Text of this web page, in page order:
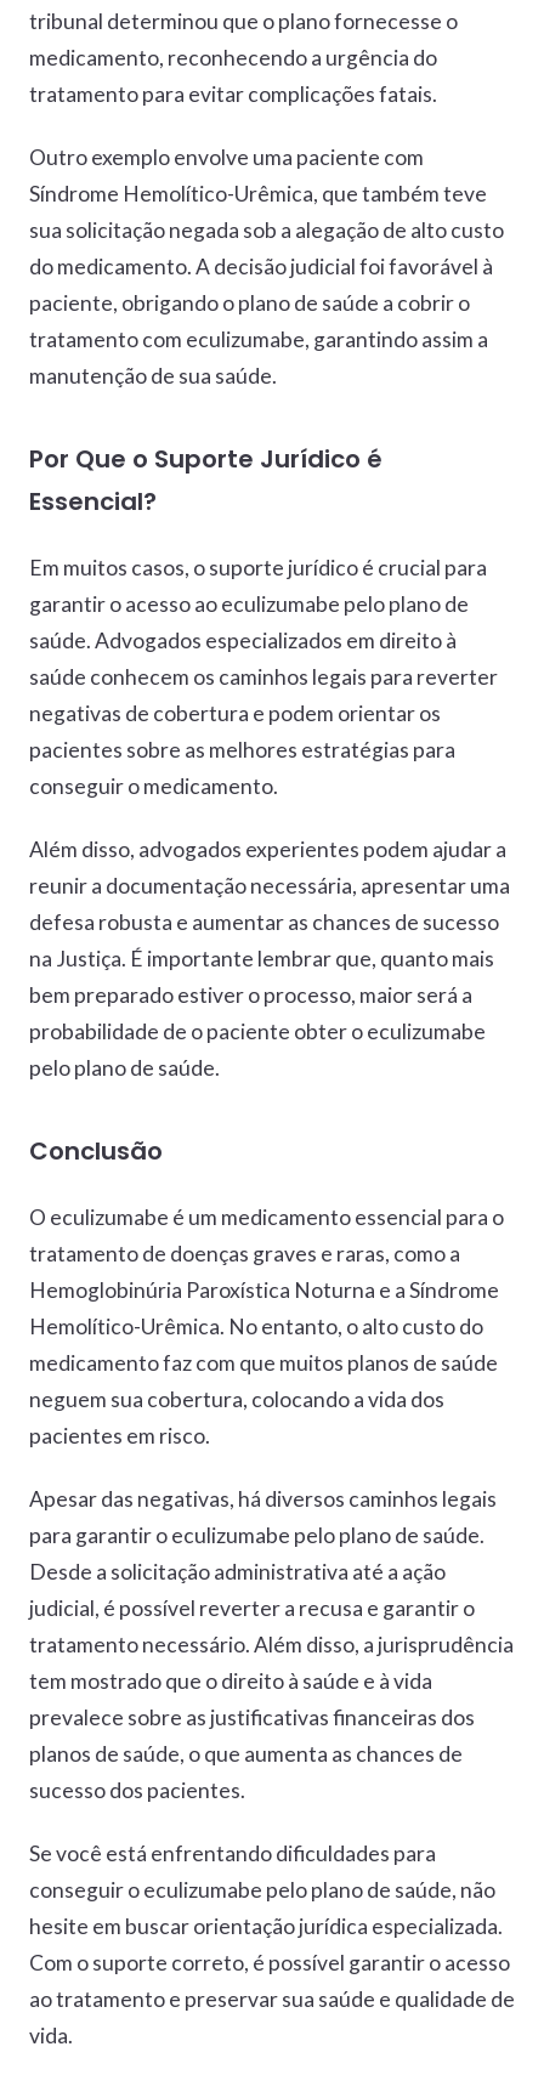
tribunal determinou que o plano fornecesse o
medicamento, reconhecendo a urgência do
tratamento para evitar complicações fatais.
Outro exemplo envolve uma paciente com
Síndrome Hemolítico-Urêmica, que também teve
sua solicitação negada sob a alegação de alto custo
do medicamento. A decisão judicial foi favorável à
paciente, obrigando o plano de saúde a cobrir o
tratamento com eculizumabe, garantindo assim a
manutenção de sua saúde.
Por Que o Suporte Jurídico é
Essencial?
Em muitos casos, o suporte jurídico é crucial para
garantir o acesso ao eculizumabe pelo plano de
saúde. Advogados especializados em direito à
saúde conhecem os caminhos legais para reverter
negativas de cobertura e podem orientar os
pacientes sobre as melhores estratégias para
conseguir o medicamento.
Além disso, advogados experientes podem ajudar a
reunir a documentação necessária, apresentar uma
defesa robusta e aumentar as chances de sucesso
na Justiça. É importante lembrar que, quanto mais
bem preparado estiver o processo, maior será a
probabilidade de o paciente obter o eculizumabe
pelo plano de saúde.
Conclusão
O eculizumabe é um medicamento essencial para o
tratamento de doenças graves e raras, como a
Hemoglobinúria Paroxística Noturna e a Síndrome
Hemolítico-Urêmica. No entanto, o alto custo do
medicamento faz com que muitos planos de saúde
neguem sua cobertura, colocando a vida dos
pacientes em risco.
Apesar das negativas, há diversos caminhos legais
para garantir o eculizumabe pelo plano de saúde.
Desde a solicitação administrativa até a ação
judicial, é possível reverter a recusa e garantir o
tratamento necessário. Além disso, a jurisprudência
tem mostrado que o direito à saúde e à vida
prevalece sobre as justificativas financeiras dos
planos de saúde, o que aumenta as chances de
sucesso dos pacientes.
Se você está enfrentando dificuldades para
conseguir o eculizumabe pelo plano de saúde, não
hesite em buscar orientação jurídica especializada.
Com o suporte correto, é possível garantir o acesso
ao tratamento e preservar sua saúde e qualidade de
vida.